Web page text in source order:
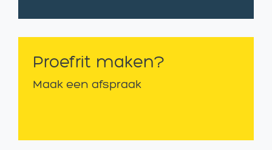
Proefrit maken?
Maak een afspraak